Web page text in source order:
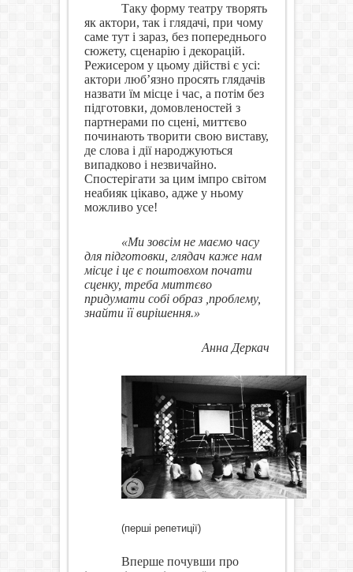
Таку форму театру творять
як актори, так і глядачі, при чому
саме тут і зараз, без попереднього
сюжету, сценарію і декорацій.
Режисером у цьому дійстві є усі:
актори люб’язно просять глядачів
назвати їм місце і час, а потім без
підготовки, домовленостей з
партнерами по сцені, миттєво
починають творити свою виставу,
де слова і дії народжуються
випадково і незвичайно.
Спостерігати за цим імпро світом
неабияк цікаво, адже у ньому
можливо усе!
«Ми зовсім не маємо часу
для підготовки, глядач каже нам
місце і це є поштовхом почати
сценку, треба миттєво
придумати собі образ ,проблему,
знайти її вирішення.»
Анна Деркач
(перші репетиції)
Вперше почувши про